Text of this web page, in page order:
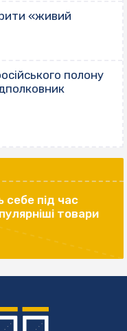
«живий
полону
себе під час
товари